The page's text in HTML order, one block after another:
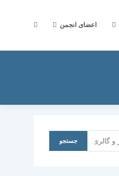
اعضای انجمن جستجوی
جستجو